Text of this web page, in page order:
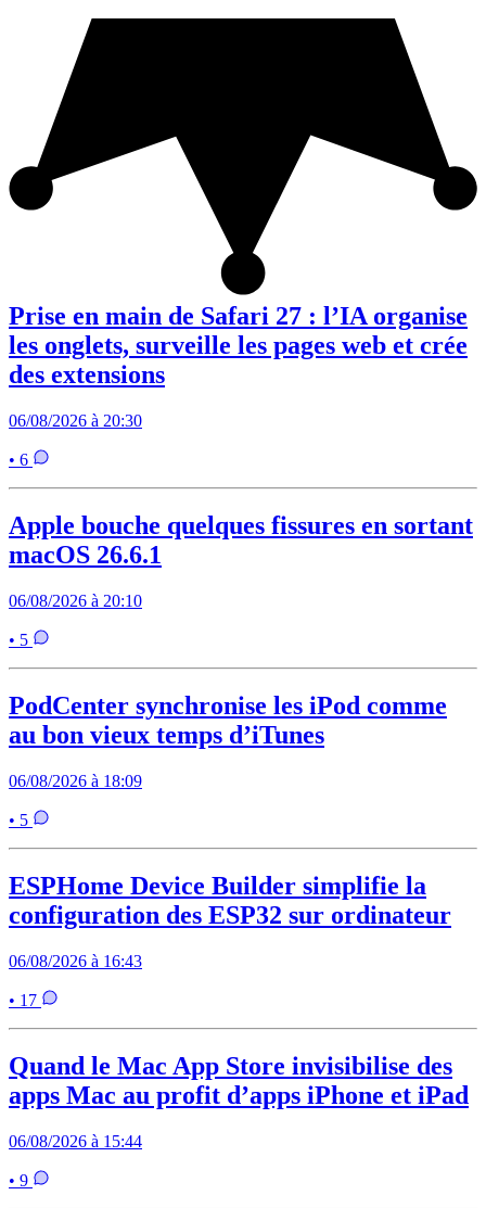
Prise en main de Safari 27 : l’IA organise
les onglets, surveille les pages web et crée
des extensions
06/08/2026 à 20:30
• 6
Apple bouche quelques fissures en sortant
macOS 26.6.1
06/08/2026 à 20:10
• 5
PodCenter synchronise les iPod comme
au bon vieux temps d’iTunes
06/08/2026 à 18:09
• 5
ESPHome Device Builder simplifie la
configuration des ESP32 sur ordinateur
06/08/2026 à 16:43
• 17
Quand le Mac App Store invisibilise des
apps Mac au profit d’apps iPhone et iPad
06/08/2026 à 15:44
• 9